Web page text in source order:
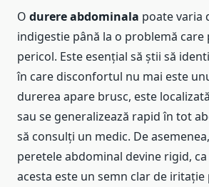
O durere abdominala poate varia
indigestie până la o problemă care
pericol. Este esențial să știi să
în care disconfortul nu mai este
durerea apare brusc, este
sau se generalizează rapid în tot
să consulți un medic. De
peretele abdominal devine rigid, ca
acesta este un semn clar de